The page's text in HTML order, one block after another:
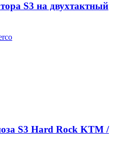
S3 на двухтактный
S3 Hard Rock KTM /